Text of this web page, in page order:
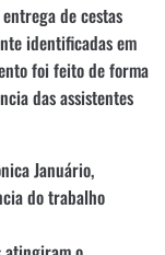
de cestas
identificadas em
foi feito de forma
das assistentes
Januário,
do trabalho